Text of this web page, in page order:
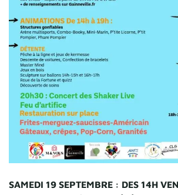
SAMEDI 19 SEPTEMBRE : DES 14H